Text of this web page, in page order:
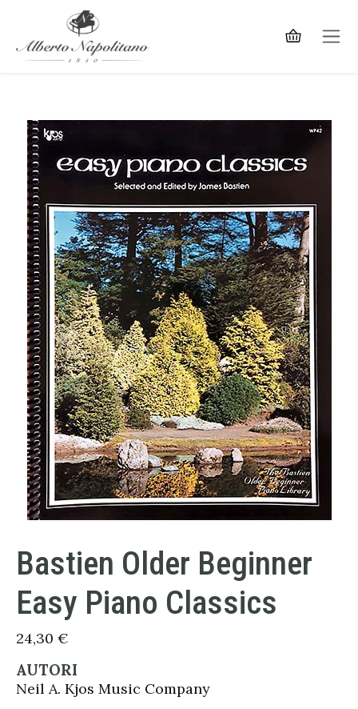
Bastien Older Beginner
Easy Piano Classics
24,30 €
AUTORI
Neil A. Kjos Music Company